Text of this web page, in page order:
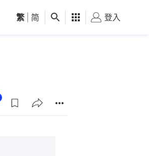
觀點 健康 好食玩飛
繁 简 登入